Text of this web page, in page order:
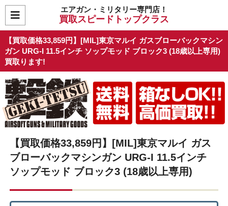
エアガン・ミリタリー専門店！
買取スピードトップクラス
【買取価格33,859円】[MIL]東京マルイ ガスブローバックマシン
ガン URG-I 11.5インチ ソップモッド ブロック3 (18歳以上専用)
買取ります!
【買取価格33,859円】[MIL]東京マルイ ガス
ブローバックマシンガン URG-I 11.5インチ
ソップモッド ブロック3 (18歳以上専用)